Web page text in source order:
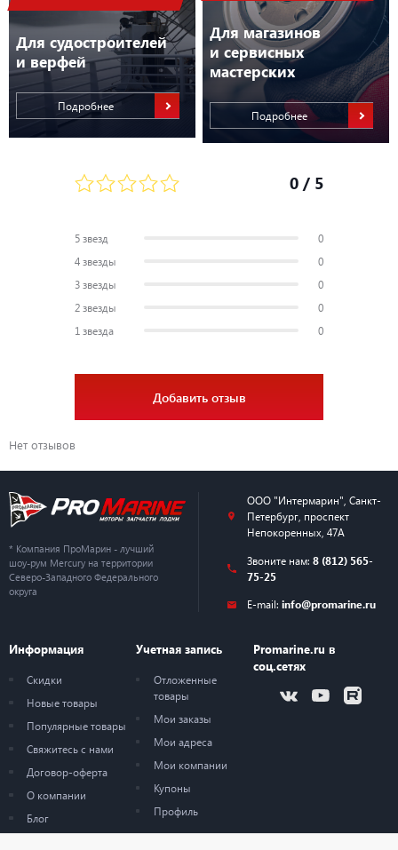
Для судостроителей
и верфей
Подробнее
Для магазинов
и сервисных
мастерских
Подробнее
0 / 5
5 звезд
0
4 звезды
0
3 звезды
0
2 звезды
0
1 звезда
0
Добавить отзыв
Нет отзывов
* Компания ПроМарин - лучший
шоу-рум Mercury на территории
Северо-Западного Федерального
округа
ООО "Интермарин" Санкт-
Петербург, проспект
Непокоренных, 47А
Звоните нам: 8 (812) 565-
75-25
E-mail: info@promarine.ru
Информация
Скидки
Новые товары
Популярные товары
Свяжитесь с нами
Договор-оферта
О компании
Блог
Учетная запись
Отложенные
товары
Мои заказы
Мои адреса
Мои компании
Купоны
Профиль
Promarine.ru в
соц.сетях